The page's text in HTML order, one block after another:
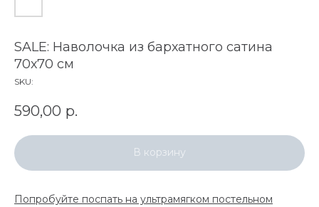
SALE: Наволочка из бархатного сатина
70х70 см
SKU:
590,00 р.
В корзину
Попробуйте поспать на ультрамягком постельном